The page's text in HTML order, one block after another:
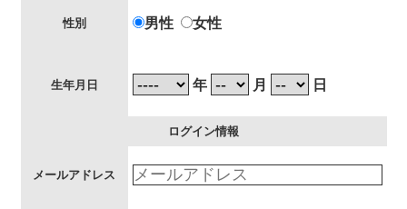
性別 男性 女性
生年月日 年 月 日
ログイン情報
メールアドレス